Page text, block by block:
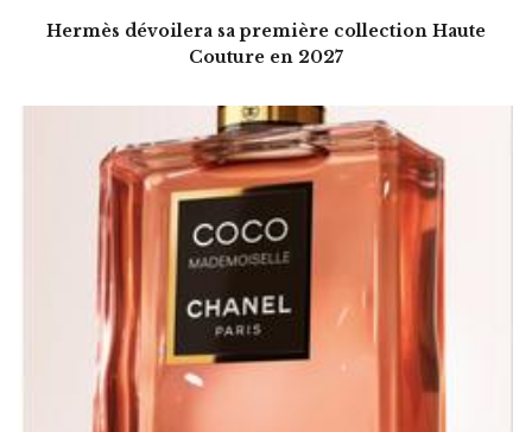
Hermès dévoilera sa première collection Haute
Couture en 2027